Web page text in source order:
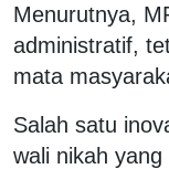
Menurutnya,
administratif,
mata
Salah satu
wali nikah